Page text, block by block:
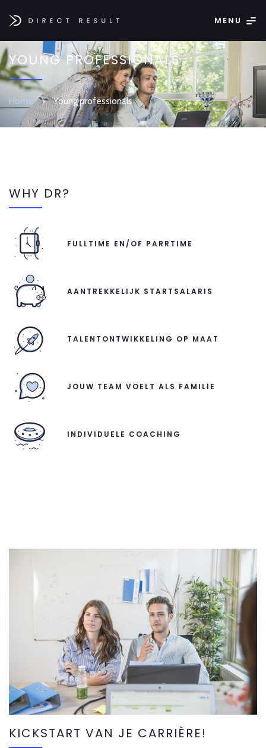
MENU
YOUNG PROFESSIONALS
Home Young professionals
WHY DR?
FULLTIME EN/OF PARRTIME
AANTREKKELIJK STARTSALARIS
TALENTONTWIKKELING OP MAAT
JOUW TEAM VOELT ALS FAMILIE
INDIVIDUELE COACHING
KICKSTART VAN JE CARRIÈRE!